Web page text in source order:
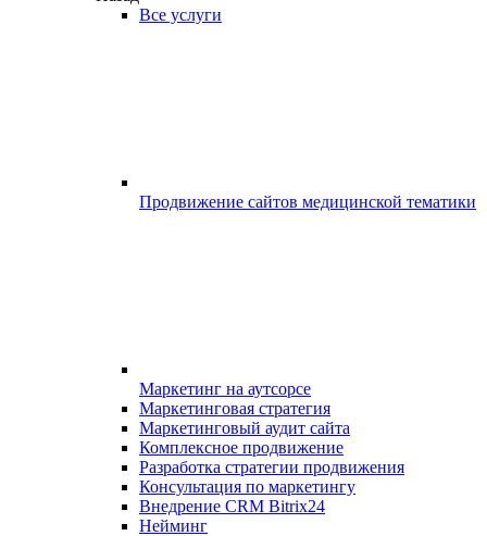
Все услуги
Продвижение сайтов медицинской тематики
Маркетинг на аутсорсе
Маркетинговая стратегия
Маркетинговый аудит сайта
Комплексное продвижение
Разработка стратегии продвижения
Консультация по маркетингу
Внедрение CRM Bitrix24
Нейминг